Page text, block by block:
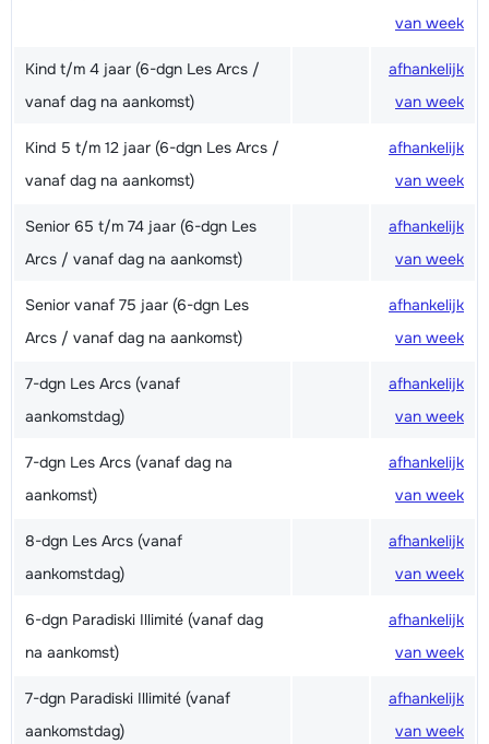
van week
Kind t/m 4 jaar (6-dgn Les Arcs /
vanaf dag na aankomst)
afhankelijk
van week
Kind 5 t/m 12 jaar (6-dgn Les Arcs /
vanaf dag na aankomst)
afhankelijk
van week
Senior 65 t/m 74 jaar (6-dgn Les
Arcs / vanaf dag na aankomst)
afhankelijk
van week
Senior vanaf 75 jaar (6-dgn Les
Arcs / vanaf dag na aankomst)
afhankelijk
van week
7-dgn Les Arcs (vanaf
aankomstdag)
afhankelijk
van week
7-dgn Les Arcs (vanaf dag na
aankomst)
afhankelijk
van week
8-dgn Les Arcs (vanaf
aankomstdag)
afhankelijk
van week
6-dgn Paradiski Illimité (vanaf dag
na aankomst)
afhankelijk
van week
7-dgn Paradiski Illimité (vanaf
aankomstdag)
afhankelijk
van week